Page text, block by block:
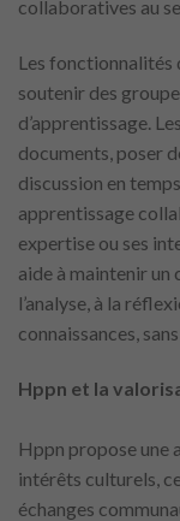
collaboratives au
Les fonctionnalités
soutenir des
d’apprentissage.
documents, poser
discussion en
apprentissage
expertise ou ses
aide à maintenir un
l’analyse, à la
connaissances,
Hppn et la
Hppn propose une
intérêts culturels,
échanges